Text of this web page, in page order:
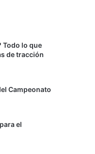
Todo lo que
de tracción
Campeonato
el